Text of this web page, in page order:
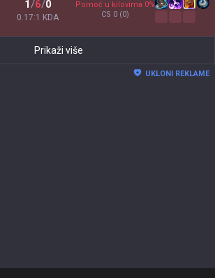
1/6/0
0.17:1 KDA
Pomoć u kilovima 0%
CS 0 (0)
Prikaži više
UKLONI REKLAME